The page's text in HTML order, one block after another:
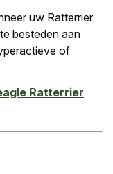
uw Ratterrier
besteden aan
of
Ratterrier